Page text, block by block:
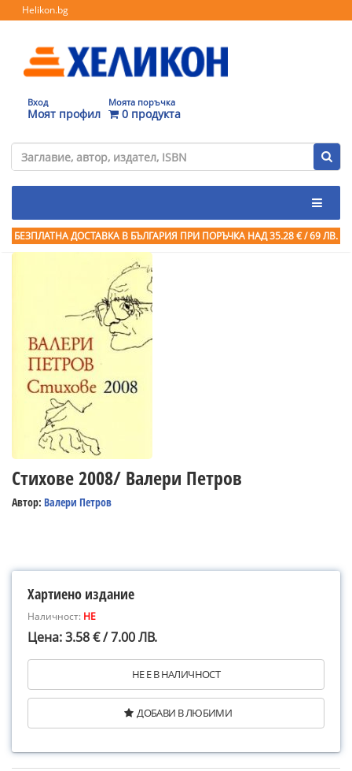
Helikon.bg
Вход
Моят профил
Моята поръчка
0 продукта
БЕЗПЛАТНА ДОСТАВКА В БЪЛГАРИЯ ПРИ ПОРЪЧКА НАД 35.28 € / 69 ЛВ.
Стихове 2008/ Валери Петров
Автор: Валери Петров
Хартиено издание
Наличност: НЕ
Цена: 3.58 € / 7.00 ЛВ.
НЕ Е В НАЛИЧНОСТ
ДОБАВИ В ЛЮБИМИ